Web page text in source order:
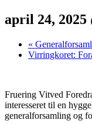
april 24, 2025
«
Virringkoret:
Fruering Vitved
interesseret til en
generalforsamling og